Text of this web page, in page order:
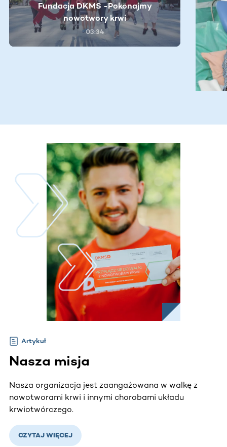
Fundacja DKMS -Pokonajmy
nowotwory krwi
03:34
Artykuł
Nasza misja
Nasza organizacja jest zaangażowana w walkę z
nowotworami krwi i innymi chorobami układu
krwiotwórczego.
CZYTAJ WIĘCEJ